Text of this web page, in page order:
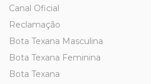
Canal Oficial
Reclamação
Bota Texana Masculina
Bota Texana Feminina
Bota Texana